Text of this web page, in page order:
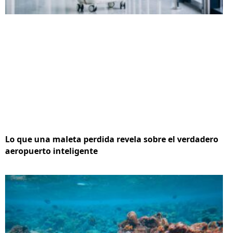
Lo que una maleta perdida revela sobre el verdadero
aeropuerto inteligente